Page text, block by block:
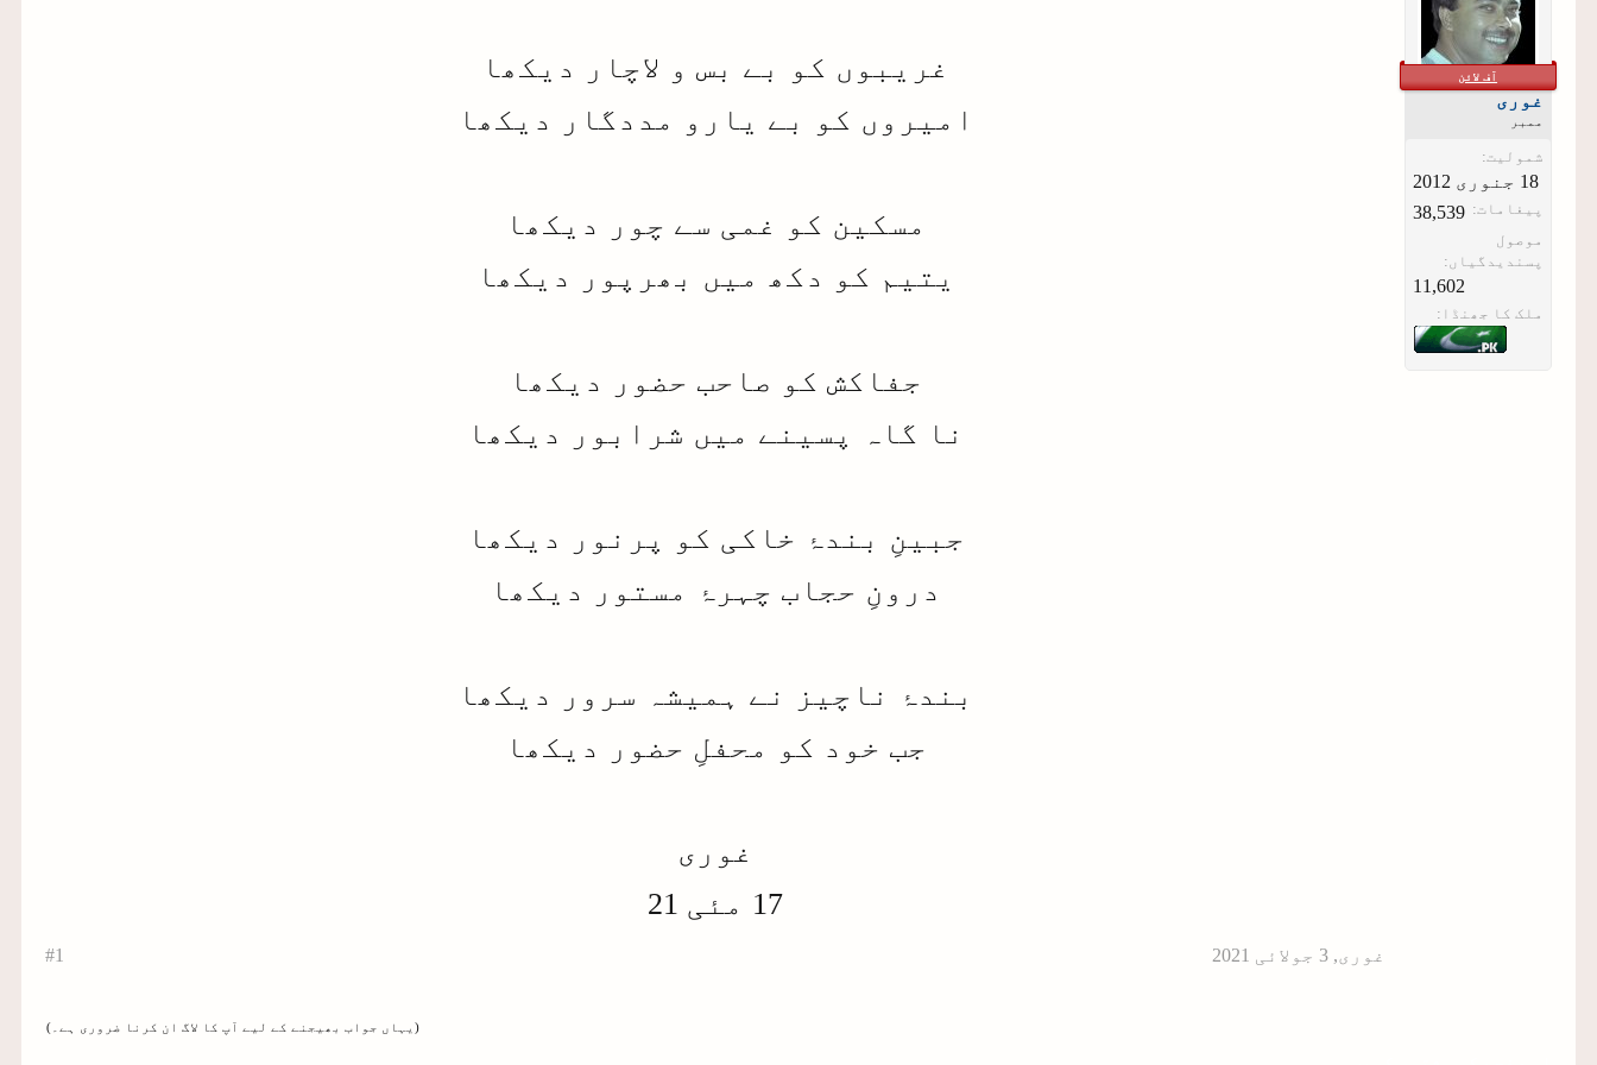
آف لائن
غوری
ممبر
شمولیت:
‏18 جنوری 2012
پیغامات: 38,539
موصول
پسندیدگیاں:
11,602
ملک کا جھنڈا:
غریبوں کو بے بس و لاچار دیکھا
امیروں کو بے یارو مددگار دیکھا
مسکین کو غمی سے چور دیکھا
یتیم کو دکھ میں بھرپور دیکھا
جفاکش کو صاحب حضور دیکھا
نا گاہ پسینے میں شرابور دیکھا
جبینِ بندۂ خاکی کو پرنور دیکھا
درونِ حجاب چہرۂ مستور دیکھا
بندۂ ناچیز نے ہمیشہ سرور دیکھا
جب خود کو محفلِ حضور دیکھا
غوری
17 مئی 21
غوری, ‏3 جولائی 2021 #1
(یہاں جواب بھیجنے کے لیے آپ کا لاگ ان کرنا ضروری ہے۔)